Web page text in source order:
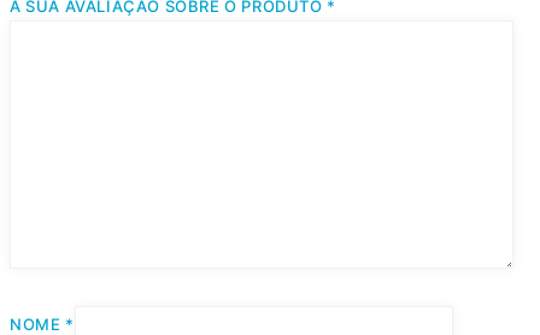
A SUA AVALIAÇÃO SOBRE O PRODUTO *
NOME *